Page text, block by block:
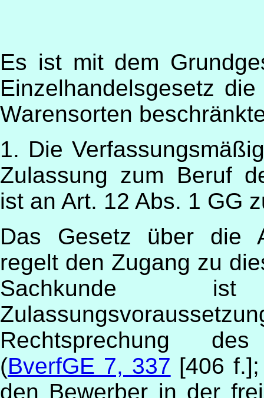
Es ist mit dem
Einzelhandelsgesetz
Warensorten
1. Die
Zulassung zum Beruf
ist an Art. 12 Abs. 1 GG
Das Gesetz über die
regelt den Zugang zu
Sachkunde
Rechtsprechung des
(BverfGE 7, 337 [406
den Bewerber in der